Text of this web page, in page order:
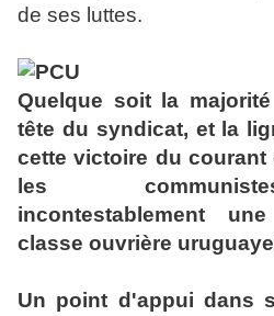
de ses luttes.
Quelque soit la
tête du syndicat, et la
cette victoire du courant
les
incontestablement
classe ouvrière
Un point d'appui dans